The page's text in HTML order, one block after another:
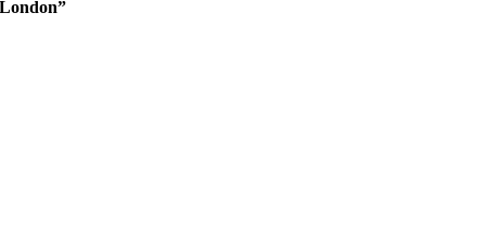
London”